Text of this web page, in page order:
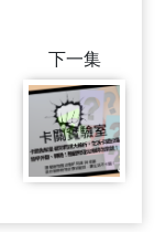
下一集